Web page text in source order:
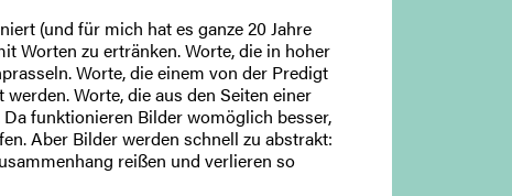
(und für mich hat es ganze 20 Jahre
Worten zu ertränken. Worte, die in hoher
Worte, die einem von der Predigt
Worte, die aus den Seiten einer
funktionieren Bilder womöglich besser,
Aber Bilder werden schnell zu abstrakt:
reißen und verlieren so